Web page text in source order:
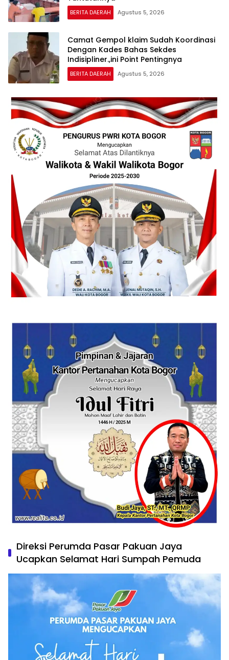
BERITA DAERAH Agustus 5, 2026
Camat Gempol klaim Sudah Koordinasi
Dengan Kades Bahas Sekdes
Indisipliner.,ini Point Pentingnya
BERITA DAERAH Agustus 5, 2026
Direksi Perumda Pasar Pakuan Jaya
Ucapkan Selamat Hari Sumpah Pemuda